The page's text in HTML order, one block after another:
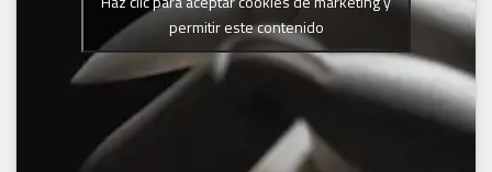
permitir este contenido